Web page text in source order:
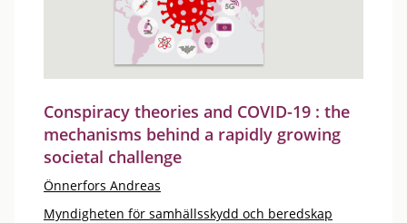
Conspiracy theories and COVID-19 : the
mechanisms behind a rapidly growing
societal challenge
Önnerfors Andreas
Myndigheten för samhällsskydd och beredskap